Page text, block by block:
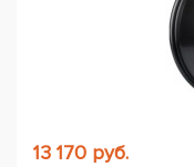
13 170 руб.